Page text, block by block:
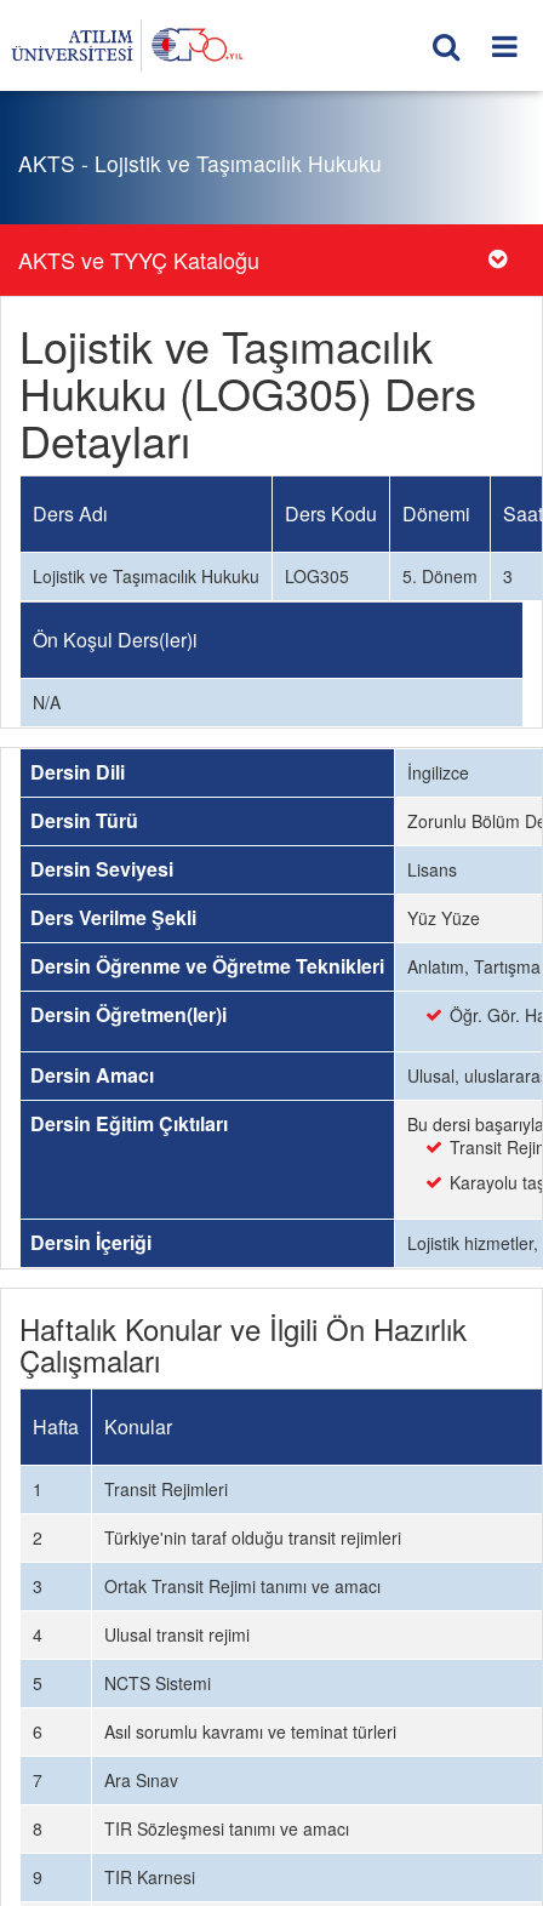
AKTS - Lojistik ve Taşımacılık Hukuku
AKTS ve TYYÇ Kataloğu
Lojistik ve Taşımacılık
Hukuku (LOG305) Ders
Detayları
Ders Adı Ders Kodu Dönemi
Lojistik ve Taşımacılık Hukuku LOG305 5. Dönem 3
Ön Koşul Ders(ler)i
N/A
Dersin Dili İngilizce
Dersin Türü Zorunlu Bölüm
Dersin Seviyesi Lisans
Ders Verilme Şekli Yüz Yüze
Dersin Öğrenme ve Öğretme Teknikleri Anlatım,
Dersin Öğretmen(ler)i Öğr. Gör.
Dersin Amacı Ulusal,
Dersin Eğitim Çıktıları
Bu dersi
Transit
Karayolu
Dersin İçeriği Lojistik
Haftalık Konular ve İlgili Ön Hazırlık
Çalışmaları
Hafta Konular
1
Transit Rejimleri
2
Türkiye'nin taraf olduğu transit rejimleri
3
Ortak Transit Rejimi tanımı ve amacı
4
Ulusal transit rejimi
5
NCTS Sistemi
6
Asıl sorumlu kavramı ve teminat türleri
7
Ara Sınav
8
TIR Sözleşmesi tanımı ve amacı
9
TIR Karnesi